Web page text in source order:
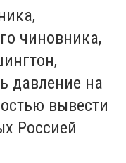
чиновника,
давление на
вывести
Россией